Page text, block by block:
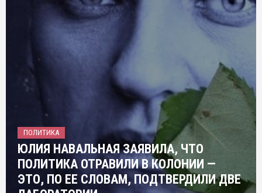
ПОЛИТИКА
ЮЛИЯ НАВАЛЬНАЯ ЗАЯВИЛА, ЧТО
ПОЛИТИКА ОТРАВИЛИ В КОЛОНИИ —
ЭТО, ПО ЕЕ СЛОВАМ, ПОДТВЕРДИЛИ ДВЕ